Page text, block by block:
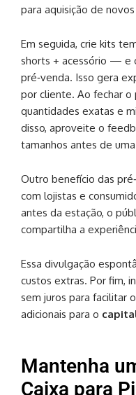
para aquisição de
Em seguida, crie kits
shorts + acessório — e
pré‑venda. Isso gera
por cliente. Ao fechar o
quantidades exatas e
disso, aproveite o
tamanhos antes de
Outro benefício das
com lojistas e
antes da estação, o
compartilha a
Essa divulgação
custos extras. Por fim,
sem juros para facilitar
adicionais para o
Mantenha
Caixa para